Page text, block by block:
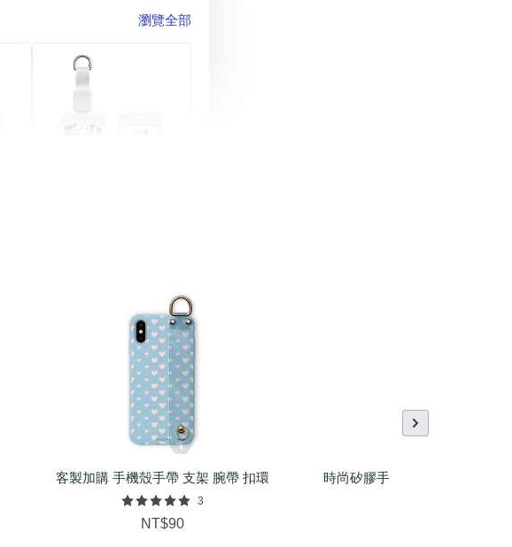
瀏覽全部
- +
加入購物車
客製加購 手機殼手帶 支架 腕帶 扣環
3
NT$90
時尚矽膠手環（基本/麻花/菱紋